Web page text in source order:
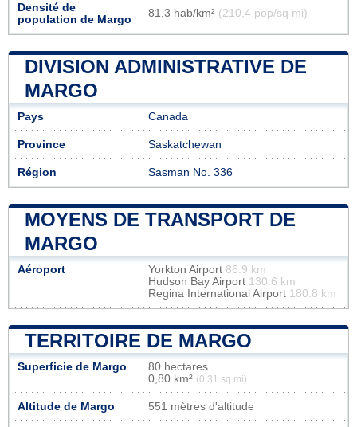
Densité de
population de Margo
81,3 hab/km² (210,4 pop/sq mi)
DIVISION ADMINISTRATIVE DE
MARGO
Pays Canada
Province Saskatchewan
Région Sasman No. 336
MOYENS DE TRANSPORT DE
MARGO
Aéroport Yorkton Airport 86.9 km
Hudson Bay Airport 130.6 km
Regina International Airport 180.8 km
TERRITOIRE DE MARGO
Superficie de Margo
80 hectares
0,80 km² (0,31 sq mi)
Altitude de Margo 551 mètres d'altitude